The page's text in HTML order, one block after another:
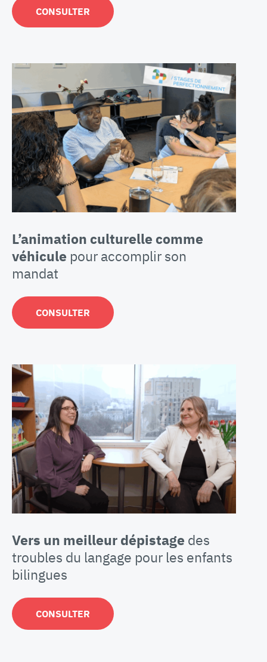
CONSULTER
L’animation culturelle comme
véhicule pour accomplir son
mandat
CONSULTER
Vers un meilleur dépistage des
troubles du langage pour les enfants
bilingues
CONSULTER